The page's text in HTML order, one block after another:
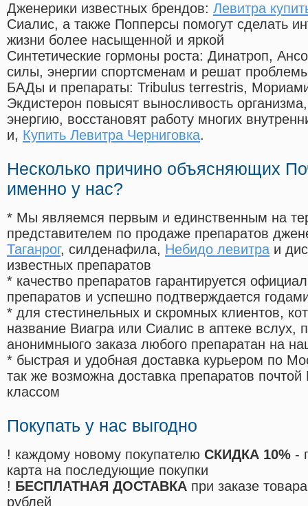
Дженерики известных брендов: Левитра
Сиалис, а также Попперсы помогут сделать
жизни более насыщенной и яркой
Синтетические гормоны роста: Динатроп,
силы, энергии спортсменам и решат
БАДы и препараты: Tribulus terrestris,
Экдистерон повысят выносливость
энергию, восстановят работу многих
и, Купить Левитра Черниговка.
Несколько причино объясняющих
именно у нас?
* Мы являемся первым и единственным на
представителем по продаже препаратов
Таганрог, силденафила, Небидо левитра и
известных препаратов
* качество препаратов гарантируется
препаратов и успешно подтверждается
* для стестинельных и скромных клиентов,
название Виагра или Сиалис в аптеке вслух,
анонимныого заказа любого препаратан на
* быстрая и удобная доставка курьером по
так же возможна доставка препаратов
классом
Покупать у нас выгодно
! каждому новому покупателю СКИДКА 10% -
карта на последующие покупки
! БЕСПЛАТНАЯ ДОСТАВКА при заказе
рублей